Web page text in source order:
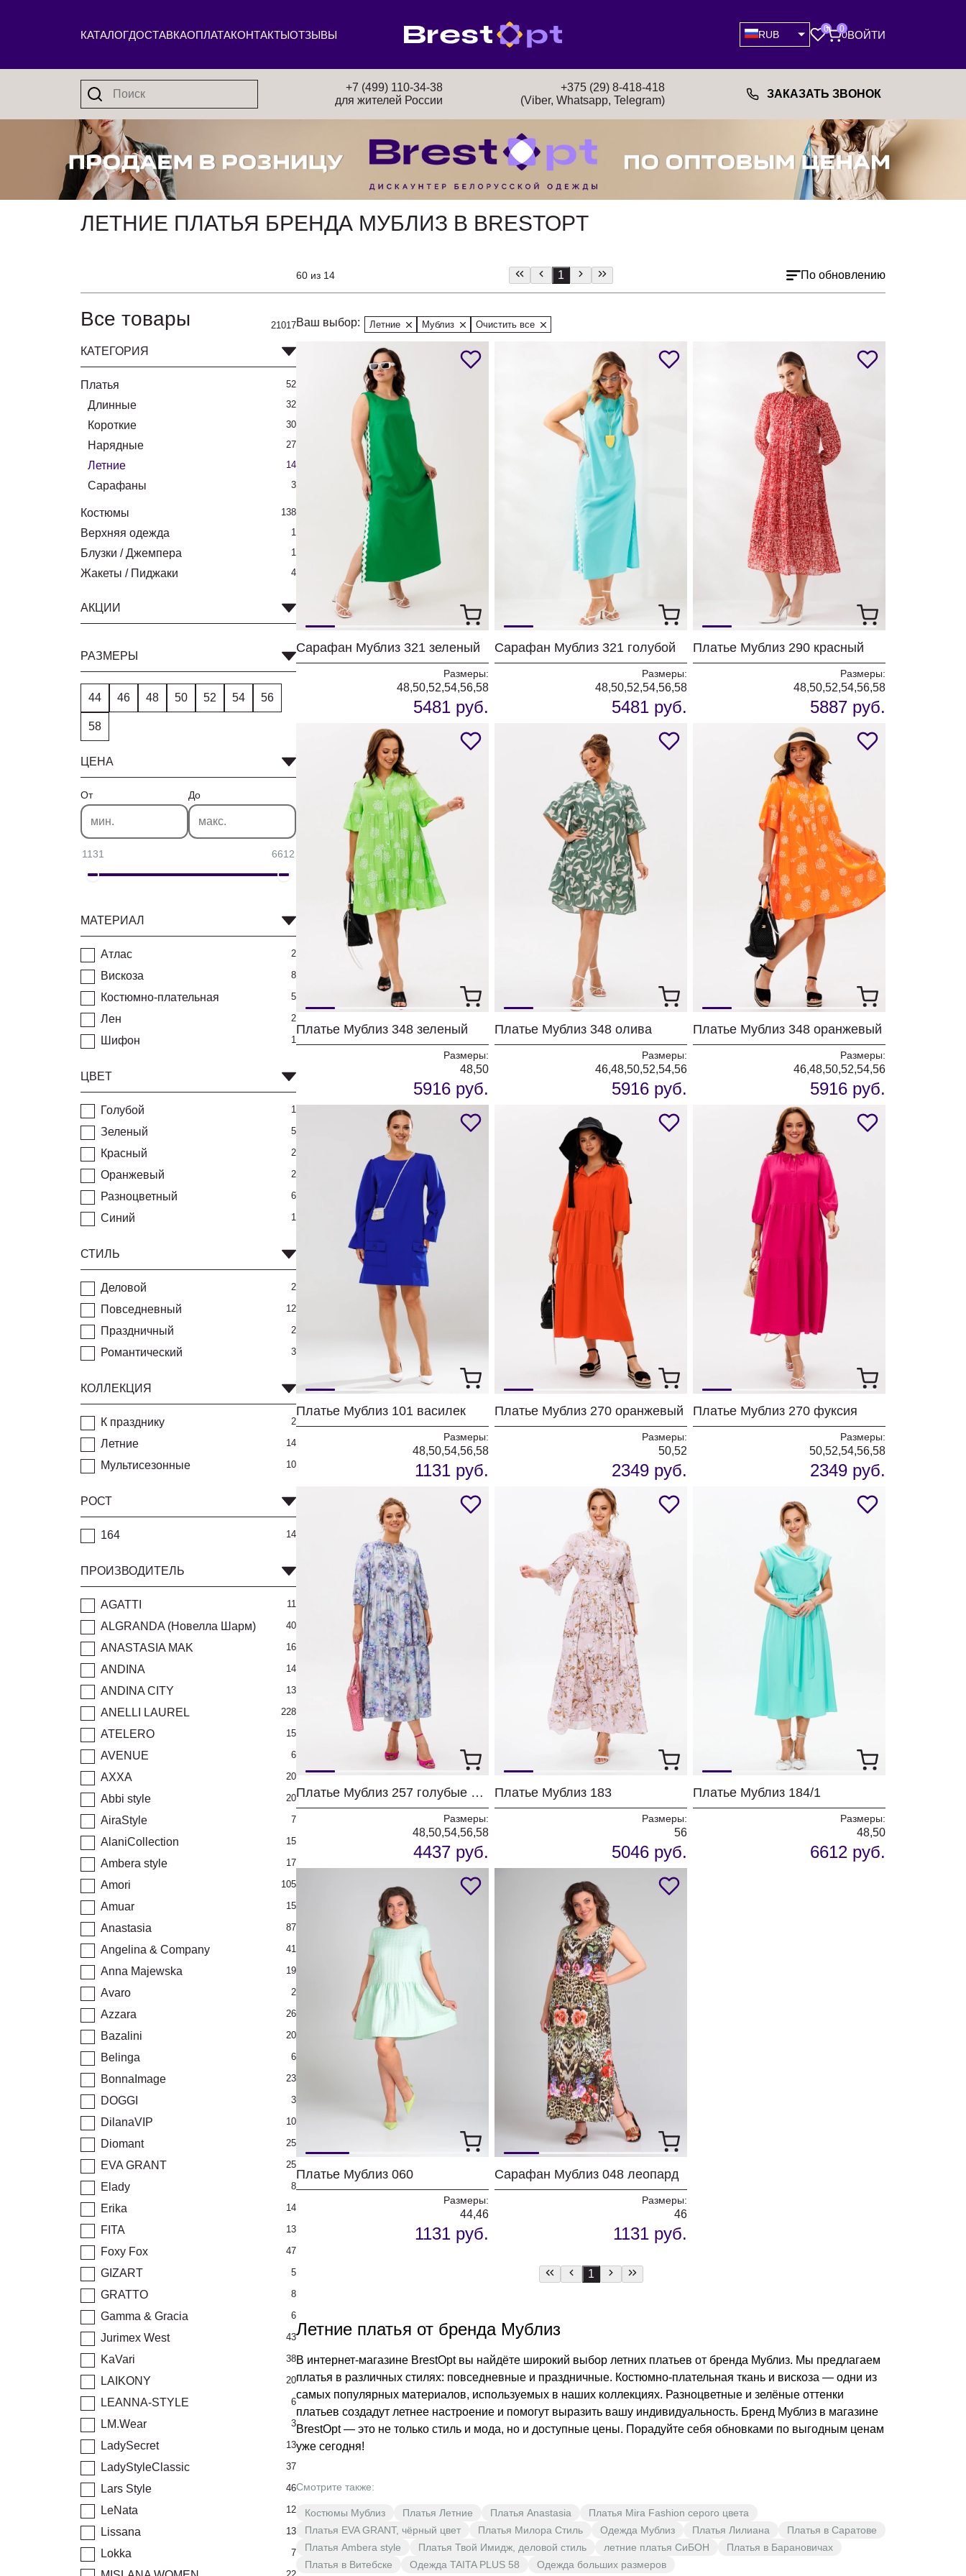
КАТАЛОГДОСТАВКАОПЛАТАКОНТАКТЫОТЗЫВЫ RUB
0 0
0ВОЙТИ
+7 (499) 110-34-38
для жителей России
+375 (29) 8-418-418
(Viber, Whatsapp, Telegram)
ЗАКАЗАТЬ ЗВОНОК
ЛЕТНИЕ ПЛАТЬЯ БРЕНДА МУБЛИЗ В BRESTOPT
60 из 14 По обновлению
1
Все товары 21017
КАТЕГОРИЯ
Платья 52
Длинные 32
Короткие 30
Нарядные 27
Летние 14
Сарафаны 3
Костюмы 138
Верхняя одежда 1
Блузки / Джемпера 1
Жакеты / Пиджаки 4
АКЦИИ
РАЗМЕРЫ
44 46 48 50 52 54 56
58
ЦЕНА
От До
1131 6612
МАТЕРИАЛ
Атлас 2
Вискоза 8
Костюмно-плательная 5
Лен 2
Шифон 1
ЦВЕТ
Голубой 1
Зеленый 5
Красный 2
Оранжевый 2
Разноцветный 6
Синий 1
СТИЛЬ
Деловой 2
Повседневный 12
Праздничный 2
Романтический 3
КОЛЛЕКЦИЯ
К празднику 2
Летние 14
Мультисезонные 10
РОСТ
164 14
ПРОИЗВОДИТЕЛЬ
AGATTI 11
ALGRANDA (Новелла Шарм) 40
ANASTASIA MAK 16
ANDINA 14
ANDINA CITY 13
ANELLI LAUREL 228
ATELERO 15
AVENUE 6
AXXA 20
Abbi style 20
AiraStyle 7
AlaniCollection 15
Ambera style 17
Amori 105
Amuar 15
Anastasia 87
Angelina & Company 41
Anna Majewska 19
Avaro 2
Azzara 26
Bazalini 20
Belinga 6
BonnaImage 23
DOGGI 3
DilanaVIP 10
Diomant 25
EVA GRANT 25
Elady 8
Erika 14
FITA 13
Foxy Fox 47
GIZART 5
GRATTO 8
Gamma & Gracia 6
Jurimex West 43
KaVari 38
LAIKONY 20
LEANNA-STYLE 6
LM.Wear 3
LadySecret 13
LadyStyleClassic 37
Lars Style 46
LeNata 12
Lissana 13
Lokka 7
Ваш выбор: Летние Мублиз Очистить все
Сарафан Мублиз 321 зеленый
Размеры:
48,50,52,54,56,58
5481 руб.
Сарафан Мублиз 321 голубой
Размеры:
48,50,52,54,56,58
5481 руб.
Платье Мублиз 290 красный
Размеры:
48,50,52,54,56,58
5887 руб.
Платье Мублиз 348 зеленый
Размеры:
48,50
5916 руб.
Платье Мублиз 348 олива
Размеры:
46,48,50,52,54,56
5916 руб.
Платье Мублиз 348 оранжевый
Размеры:
46,48,50,52,54,56
5916 руб.
Платье Мублиз 101 василек
Размеры:
48,50,54,56,58
1131 руб.
Платье Мублиз 270 оранжевый
Размеры:
50,52
2349 руб.
Платье Мублиз 270 фуксия
Размеры:
50,52,54,56,58
2349 руб.
Платье Мублиз 257 голубые цветы
Размеры:
48,50,54,56,58
4437 руб.
Платье Мублиз 183
Размеры:
56
5046 руб.
Платье Мублиз 184/1
Размеры:
48,50
6612 руб.
Платье Мублиз 060
Размеры:
44,46
1131 руб.
Сарафан Мублиз 048 леопард
Размеры:
46
1131 руб.
1
Летние платья от бренда Мублиз
В интернет-магазине BrestOpt вы найдёте широкий выбор летних платьев от бренда Мублиз. Мы предлагаем
платья в различных стилях: повседневные и праздничные. Костюмно-плательная ткань и вискоза — одни из
самых популярных материалов, используемых в наших коллекциях. Разноцветные и зелёные оттенки
платьев создадут летнее настроение и помогут выразить вашу индивидуальность. Бренд Мублиз в магазине
BrestOpt — это не только стиль и мода, но и доступные цены. Порадуйте себя обновками по выгодным ценам
уже сегодня!
Смотрите также:
Костюмы Мублиз Платья Летние Платья Anastasia
Платья Mira Fashion серого цвета
Платья EVA GRANT, чёрный цвет
Платья Милора Стиль Одежда Мублиз Платья Лилиана
Платья в Саратове
Платья Ambera style
Платья Твой Имидж, деловой стиль летние платья СиБОН
Платья в Барановичах
Платья в Витебске
Одежда TAITA PLUS 58 Одежда больших размеров